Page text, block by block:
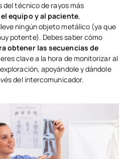
del técnico de rayos más
equipo y al paciente,
ningún objeto metálico (ya que
potente). Debes saber cómo
obtener las secuencias de
clave a la hora de monitorizar al
apoyándole y dándole
del intercomunicador.